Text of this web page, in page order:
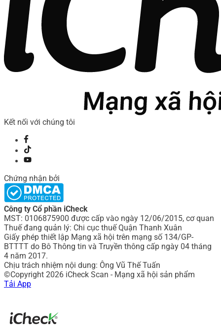
Kết nối với chúng tôi
Chứng nhận bởi
Công ty Cổ phần iCheck
MST: 0106875900 được cấp vào ngày 12/06/2015, cơ quan
Thuế đang quản lý: Chi cục thuế Quận Thanh Xuân
Giấy phép thiết lập Mạng xã hội trên mạng số 134/GP-
BTTTT do Bô Thông tin và Truyền thông cấp ngày 04 tháng
4 năm 2017.
Chịu trách nhiệm nội dung: Ông Vũ Thế Tuấn
©Copyright 2026 iCheck Scan - Mạng xã hội sản phẩm
Tải App